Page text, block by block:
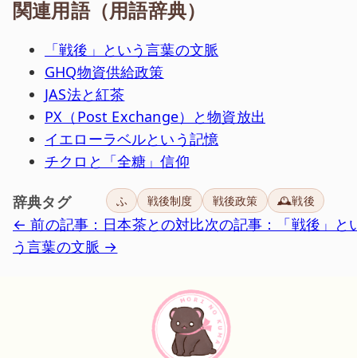
関連用語（用語辞典）
「戦後」という言葉の文脈
GHQ物資供給政策
JAS法と紅茶
PX（Post Exchange）と物資放出
イエローラベルという記憶
チクロと「全糖」信仰
辞典タグ ふ 戦後制度 戦後政策 🕰️戦後
← 前の記事：日本茶との対比次の記事：「戦後」と
う言葉の文脈 →